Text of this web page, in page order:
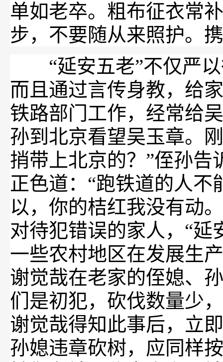
单如老卒。粗布征衣常
步，不要随从来照护。
“延安五老”不仅严以
而且通过言传身教，给
铁路部门工作，经常给
孙到北京看望吴玉章。
捎带上北京的？”侄孙
正色道：“跑铁道的人不
以，你的桔红我没有动
对待犯错误的家人，“延
一些农村地区在发展生
谢觉哉在老家的侄媳、
们是初犯，砍伐数量少
谢觉哉得知此事后，立
孙媳违章砍树，应同样